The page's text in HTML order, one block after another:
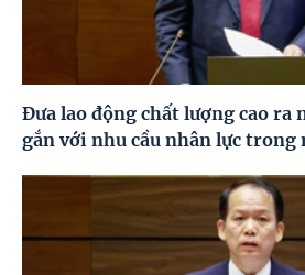
Đưa lao động chất lượng cao ra
gắn với nhu cầu nhân lực trong